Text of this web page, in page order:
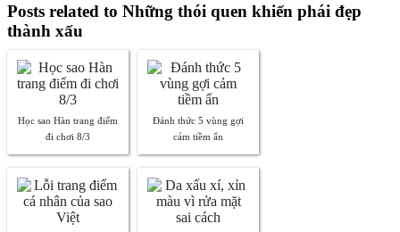
Posts related to Những thói quen khiến phái đẹp
thành xấu
Học sao Hàn trang điểm
đi chơi 8/3
Đánh thức 5 vùng gợi
cảm tiềm ẩn